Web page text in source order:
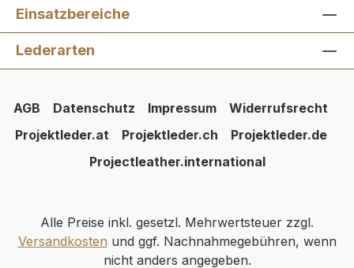
Einsatzbereiche
Lederarten
AGB Datenschutz Impressum
Widerrufsrecht
Projektleder.at
Projektleder.ch
Projektleder.de
Projectleather.international
Alle Preise inkl. gesetzl. Mehrwertsteuer zzgl.
Versandkosten und ggf. Nachnahmegebühren, wenn
nicht anders angegeben.